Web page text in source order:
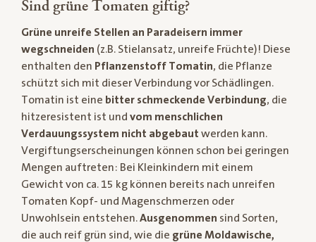
Sind grüne Tomaten giftig?
Grüne unreife Stellen an Paradeisern immer
wegschneiden (z.B. Stielansatz, unreife Früchte)! Diese
enthalten den Pflanzenstoff Tomatin, die Pflanze
schützt sich mit dieser Verbindung vor Schädlingen.
Tomatin ist eine bitter schmeckende Verbindung, die
hitzeresistent ist und vom menschlichen
Verdauungssystem nicht abgebaut werden kann.
Vergiftungserscheinungen können schon bei geringen
Mengen auftreten: Bei Kleinkindern mit einem
Gewicht von ca. 15 kg können bereits nach unreifen
Tomaten Kopf- und Magenschmerzen oder
Unwohlsein entstehen.Ausgenommen sind Sorten,
die auch reif grün sind, wie die grüne Moldawische,